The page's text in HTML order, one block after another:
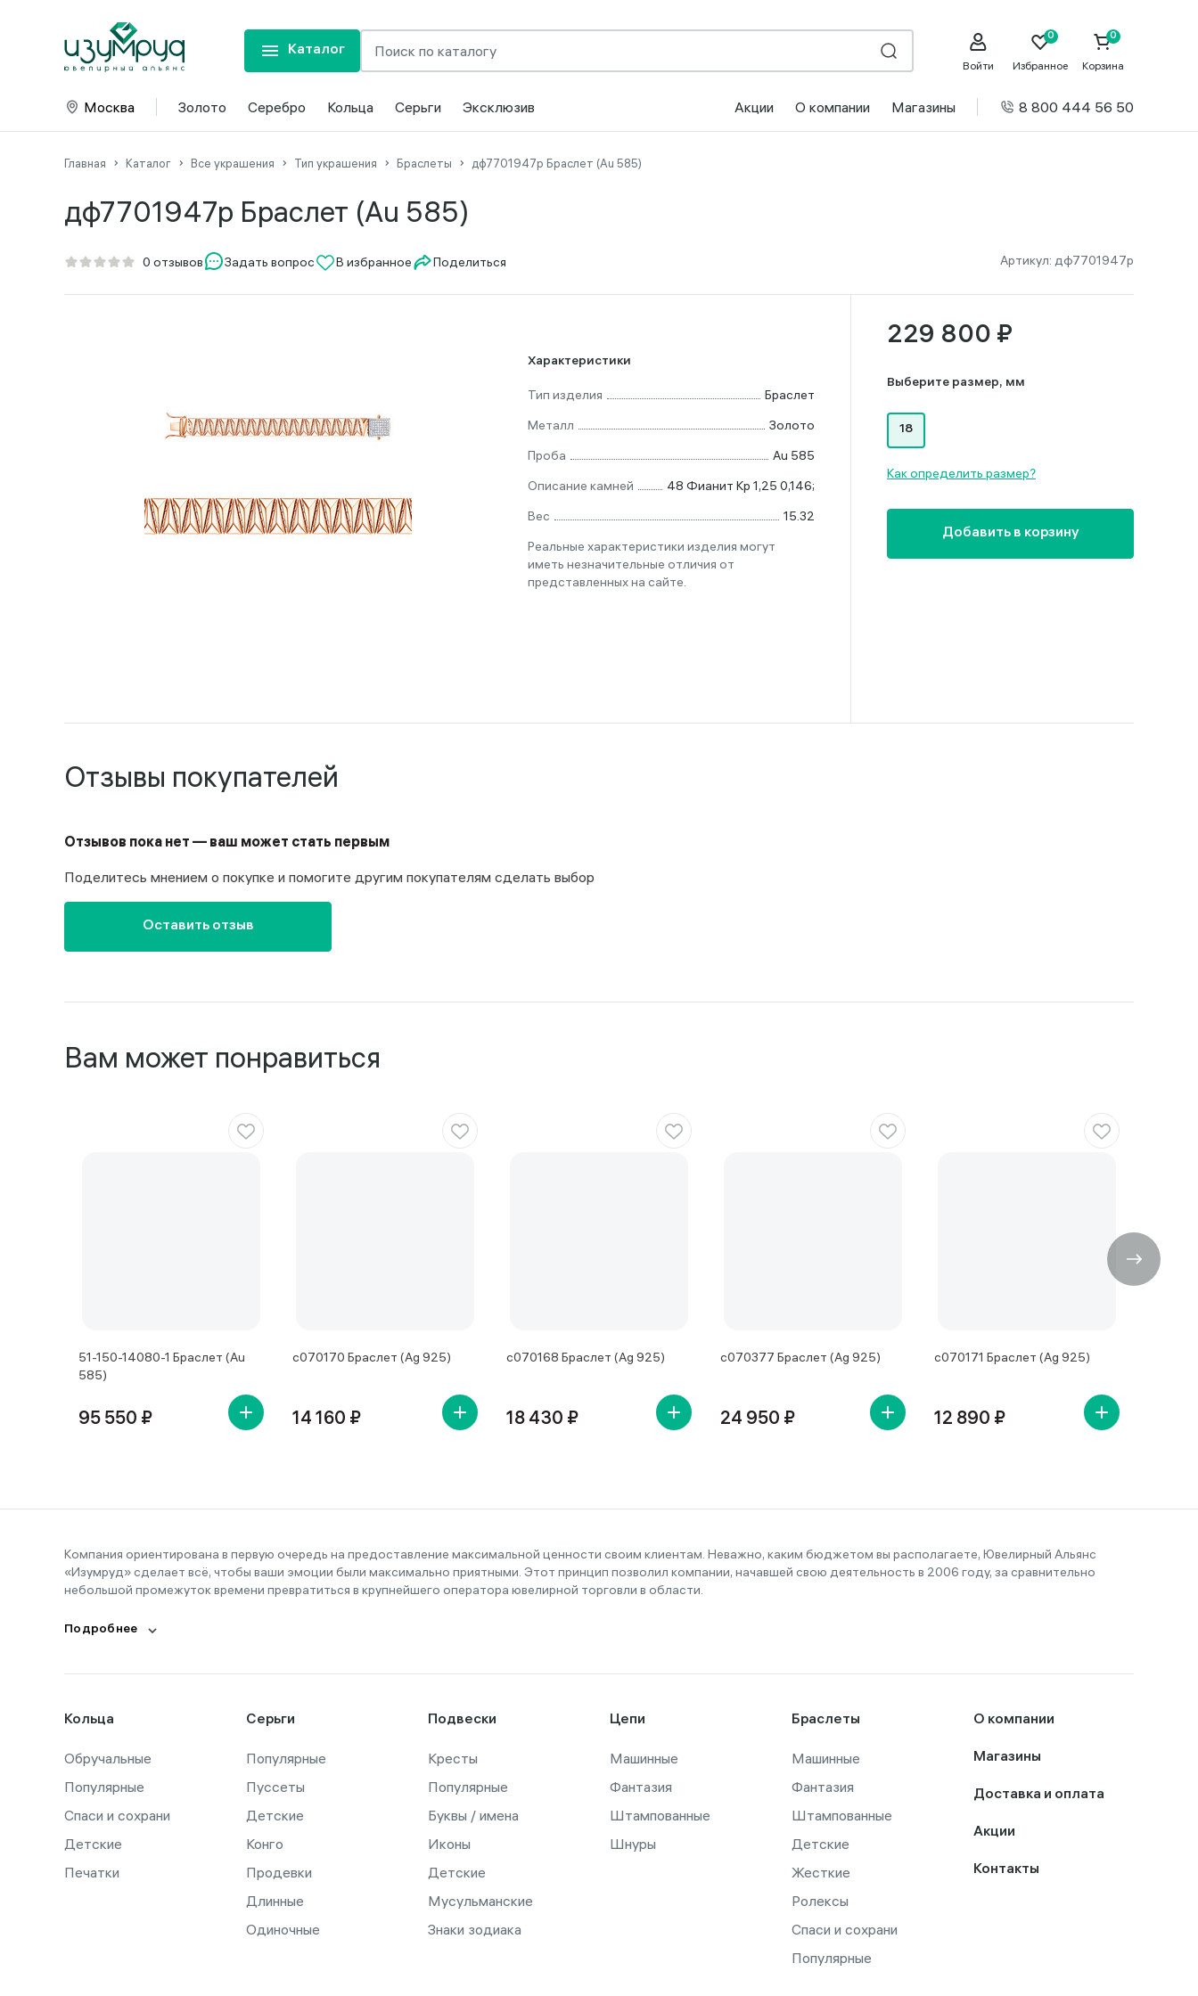
Каталог
Войти Избранное Корзина
Москва Золото Серебро Кольца Серьги Эксклюзив Акции О компании Магазины 8 800 444 56 50
Главная Каталог Все украшения Тип украшения Браслеты дф7701947р Браслет (Au 585)
дф7701947р Браслет (Au 585)
Задать вопрос Поделиться Артикул: дф7701947р
Характеристики
Тип изделия
Браслет
Металл
Золото
Проба
Au 585
Описание камней
48 Фианит Кр 1,25 0,146;
Вес
15.32
Реальные характеристики изделия могут
иметь незначительные отличия от
представленных на сайте.
229 800 ₽
Выберите размер, мм
18
Как определить размер?
Добавить в корзину
Отзывы покупателей
Отзывов пока нет — ваш может стать первым
Поделитесь мнением о покупке и помогите другим покупателям сделать выбор
Оставить отзыв
Вам может понравиться
51-150-14080-1 Браслет (Au
585)
95 550 ₽
с070170 Браслет (Ag 925)
14 160 ₽
с070168 Браслет (Ag 925)
18 430 ₽
с070377 Браслет (Ag 925)
24 950 ₽
с070171 Браслет (Ag 925)
12 890 ₽
Компания ориентирована в первую очередь на предоставление максимальной ценности своим клиентам. Неважно, каким бюджетом вы располагаете, Ювелирный Альянс
«Изумруд» сделает всё, чтобы ваши эмоции были максимально приятными. Этот принцип позволил компании, начавшей свою деятельность в 2006 году, за сравнительно
небольшой промежуток времени превратиться в крупнейшего оператора ювелирной торговли в области.
Подробнее
Кольца
Обручальные
Популярные
Спаси и сохрани
Детские
Печатки
Серьги
Популярные
Пуссеты
Детские
Конго
Продевки
Длинные
Одиночные
Подвески
Кресты
Популярные
Буквы / имена
Иконы
Детские
Мусульманские
Знаки зодиака
Цепи
Машинные
Фантазия
Штампованные
Шнуры
Браслеты
Машинные
Фантазия
Штампованные
Детские
Жесткие
Ролексы
Спаси и сохрани
Популярные
О компании
Магазины
Доставка и оплата
Акции
Контакты